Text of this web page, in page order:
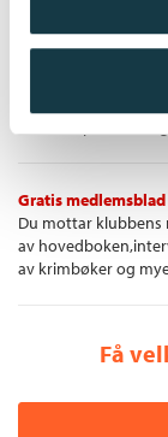
Berit Kobro, VG
Gratis medlemsblad
Du mottar klubbens
av
av krimbøker og
Få